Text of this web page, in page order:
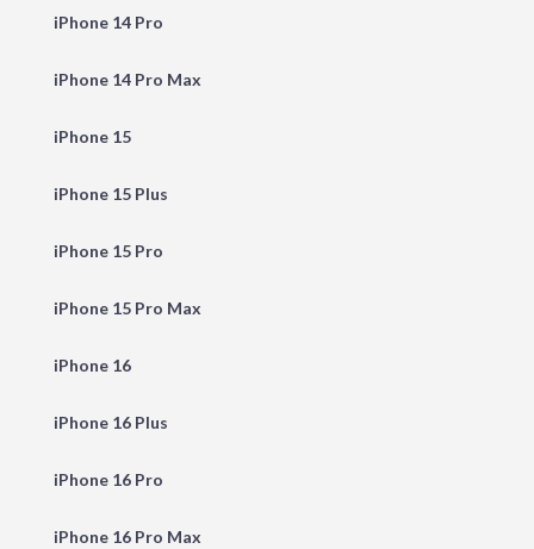
iPhone 14 Pro
iPhone 14 Pro Max
iPhone 15
iPhone 15 Plus
iPhone 15 Pro
iPhone 15 Pro Max
iPhone 16
iPhone 16 Plus
iPhone 16 Pro
iPhone 16 Pro Max